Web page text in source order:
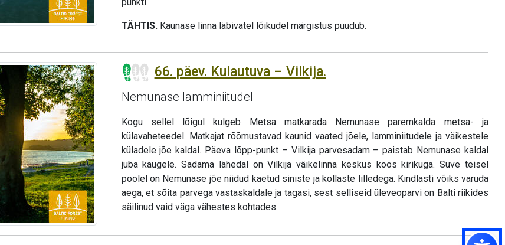
TÄHTIS.Kaunase linna läbivatel lõikudel märgistus puudub.
66. päev. Kulautuva – Vilkija.
Nemunase lamminiitudel
Kogu sellel lõigul kulgeb Metsa matkarada Nemunase paremkalda metsa- ja
külavaheteedel. Matkajat rõõmustavad kaunid vaated jõele, lamminiitudele ja väikestele
küladele jõe kaldal. Päeva lõpp-punkt – Vilkija parvesadam – paistab Nemunase kaldal
juba kaugele. Sadama lähedal on Vilkija väikelinna keskus koos kirikuga. Suve teisel
poolel on Nemunase jõe niidud kaetud siniste ja kollaste lilledega. Kindlasti võiks varuda
aega, et sõita parvega vastaskaldale ja tagasi, sest selliseid üleveoparvi on Balti riikides
säilinud vaid väga vähestes kohtades.